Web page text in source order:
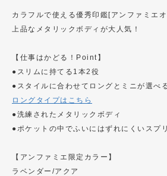
カラフルで使える優秀印鑑[アンファミエ
上品なメタリックボディが大人気！
【仕事はかどる！Point】
●スリムに持てる1本2役
●スタイルに合わせてロングとミニが選べ
ロングタイプはこちら
●洗練されたメタリックボディ
●ポケットの中でふいにはずれにくいスプ
【アンファミエ限定カラー】
ラベンダー/アクア